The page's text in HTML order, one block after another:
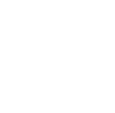
Respecto a los
producido una
se ha situado en
En su
ha lamentado que
Sánchez es